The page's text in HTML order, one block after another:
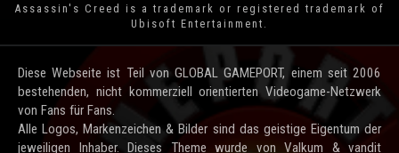
Assassin's Creed is a trademark or registered trademark of
Ubisoft Entertainment
Diese Webseite ist Teil von GLOBAL GAMEPORT, einem seit 2006
bestehenden, nicht kommerziell orientierten Videogame-Netzwerk
von Fans für Fans.
Alle Logos, Markenzeichen & Bilder sind das geistige Eigentum der
jeweiligen Inhaber. Dieses Theme wurde von Valkum & vandit